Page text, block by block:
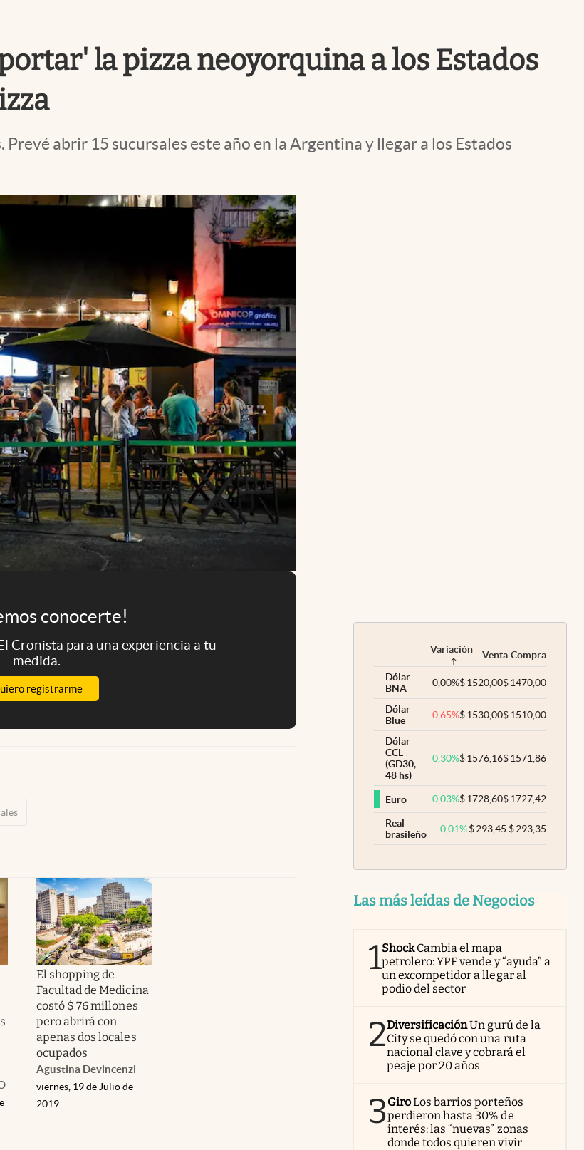
la pizza neoyorquina a los Estados
abrir 15 sucursales este año en la Argentina y llegar a los Estados
conocerte!
Cronista para una experiencia a tu
medida.
registrarme
El shopping de
Facultad de Medicina
costó $ 76 millones
pero abrirá con
apenas dos locales
ocupados
Agustina Devincenzi
viernes, 19 de Julio de
2019
Variación Venta Compra
Dólar
BNA
0,00%$1520,00$1470,00
Dólar
Blue
-0,65%$1530,00$1510,00
Dólar
CCL
(GD30,
48 hs)
0,30%$1576,16$1571,86
Euro 0,03%$1728,60$1727,42
Real
brasileño
0,01% $293,45 $293,35
Las más leídas de Negocios
1Shock Cambia el mapa
petrolero: YPF vende y “ayuda” a
un excompetidor a llegar al
podio del sector
2DiversificaciónUn gurú de la
City se quedó con una ruta
nacional clave y cobrará el
peaje por 20 años
3GiroLos barrios porteños
perdieron hasta 30% de
interés: las “nuevas” zonas
donde todos quieren vivir